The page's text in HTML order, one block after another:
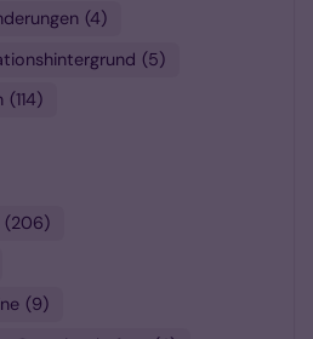
4
5
114
206
9